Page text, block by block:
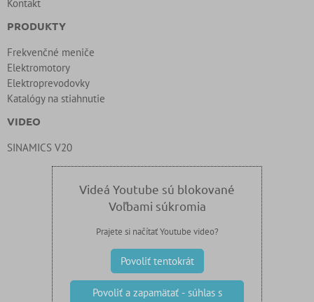
Kontakt
PRODUKTY
Frekvenčné meniče
Elektromotory
Elektroprevodovky
Katalógy na stiahnutie
VIDEO
SINAMICS V20
Videá Youtube sú blokované
Voľbami súkromia
Prajete si načítať Youtube video?
Povoliť tentokrát
Povoliť a zapamätať - súhlas s